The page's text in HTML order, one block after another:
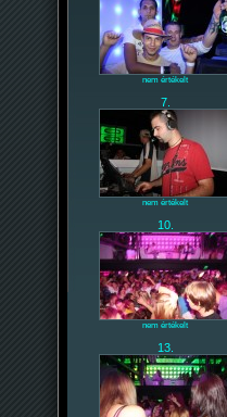
nem értékelt
7.
nem értékelt
10.
nem értékelt
13.